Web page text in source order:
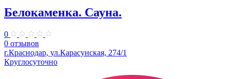
Белокаменка. Сауна.
0
0 отзывов
г.Краснодар, ул.Карасунская, 274/1
Круглосуточно